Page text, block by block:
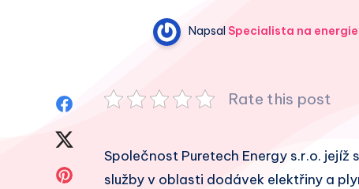
Napsal Specialista na energie
Sdílet
Facebook
Sdílet
Rate this post
Společnost Puretech Energy s.r.o.
služby v oblasti dodávek elektřiny a